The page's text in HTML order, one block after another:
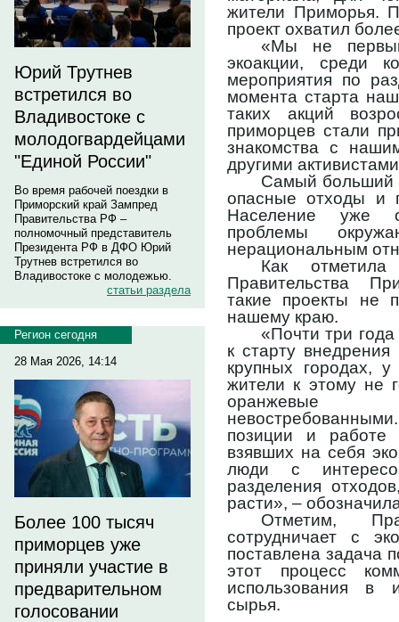
Юрий Трутнев
встретился во
Владивостоке с
молодогвардейцами
"Единой России"
Во время рабочей поездки в
Приморский край Зампред
Правительства РФ –
полномочный представитель
Президента РФ в ДФО Юрий
Трутнев встретился во
Владивостоке с молодежью.
статьи раздела
Регион сегодня
28 Мая 2026, 14:14
Более 100 тысяч
приморцев уже
приняли участие в
предварительном
голосовании
жители Приморья.
проект охватил
«Мы не
экоакции, среди
мероприятия по
момента старта
таких акций
приморцев стали
знакомства с
другими
Самый больший
опасные отходы и
Население уже
проблемы
нерациональным
Как отметила
Правительства
такие проекты не
нашему краю.
«Почти три года
к старту
крупных городах,
жители к этому не
оранжевые
позиции и работе
взявших на себя
люди с
разделения
расти», –
Отметим,
сотрудничает с
поставлена задача
этот процесс
использования в
сырья.